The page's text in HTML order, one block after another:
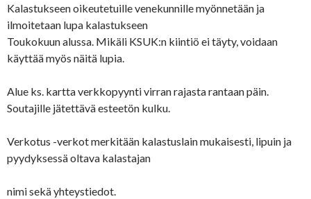
Kalastukseen oikeutetuille venekunnille myönnetään ja
ilmoitetaan lupa kalastukseen
Toukokuun alussa. Mikäli KSUK:n kiintiö ei täyty, voidaan
käyttää myös näitä lupia.
Alue ks. kartta verkkopyynti virran rajasta rantaan päin.
Soutajille jätettävä esteetön kulku.
Verkotus -verkot merkitään kalastuslain mukaisesti, lipuin ja
pyydyksessä oltava kalastajan
nimi sekä yhteystiedot.